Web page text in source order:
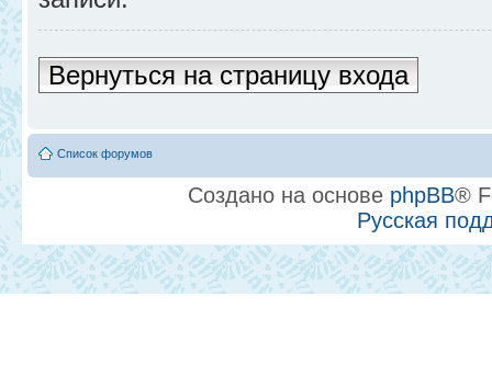
Вернуться на страницу входа
Список форумов
Создано на основе phpBB®
Русская